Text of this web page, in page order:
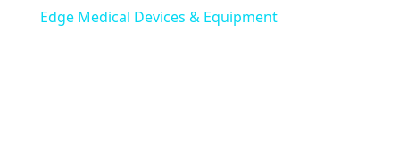
Edge Medical Devices & Equipment